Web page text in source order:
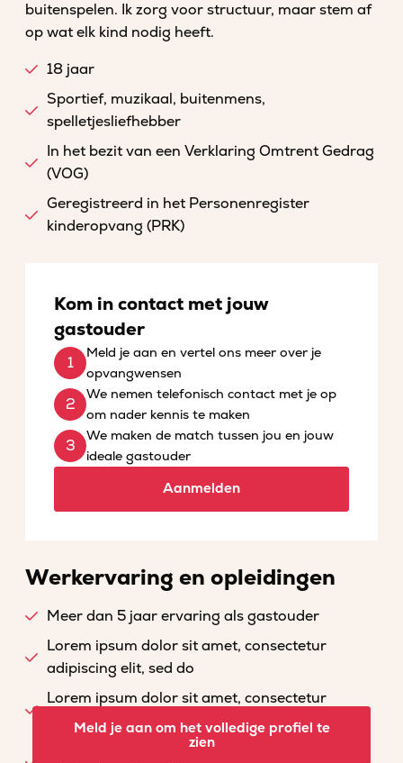
buitenspelen. Ik zorg voor structuur, maar stem af
op wat elk kind nodig heeft.
18 jaar
Sportief, muzikaal, buitenmens,
spelletjesliefhebber
In het bezit van een Verklaring Omtrent Gedrag
(VOG)
Geregistreerd in het Personenregister
kinderopvang (PRK)
Kom in contact met jouw
gastouder
Meld je aan en vertel ons meer over je
opvangwensen
We nemen telefonisch contact met je op
om nader kennis te maken
We maken de match tussen jou en jouw
ideale gastouder
Aanmelden
Werkervaring en opleidingen
Meer dan 5 jaar ervaring als gastouder
Lorem ipsum dolor sit amet, consectetur
adipiscing elit, sed do
Lorem ipsum dolor sit amet, consectetur
adipiscing elit, sed do
Lorem ipsum dolor sit amet, consectetur
Meld je aan om het volledige profiel te
zien